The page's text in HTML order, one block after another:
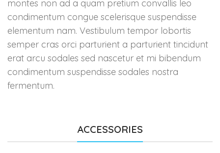
montes non ad a quam pretium convallis leo
condimentum congue scelerisque suspendisse
elementum nam. Vestibulum tempor lobortis
semper cras orci parturient a parturient tincidunt
erat arcu sodales sed nascetur et mi bibendum
condimentum suspendisse sodales nostra
fermentum.
ACCESSORIES